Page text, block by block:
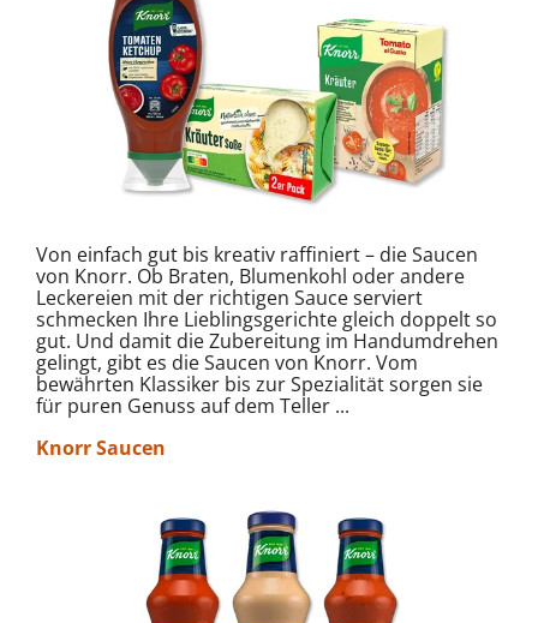
Von einfach gut bis kreativ raffiniert – die Saucen
von Knorr. Ob Braten, Blumenkohl oder andere
Leckereien mit der richtigen Sauce serviert
schmecken Ihre Lieblingsgerichte gleich doppelt so
gut. Und damit die Zubereitung im Handumdrehen
gelingt, gibt es die Saucen von Knorr. Vom
bewährten Klassiker bis zur Spezialität sorgen sie
für puren Genuss auf dem Teller ...
Knorr Saucen